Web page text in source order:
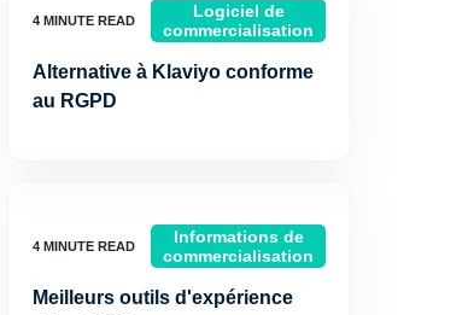
Logiciel de
commercialisation
Alternative à Klaviyo conforme
au RGPD
Informations de
commercialisation
Meilleurs outils d'expérience